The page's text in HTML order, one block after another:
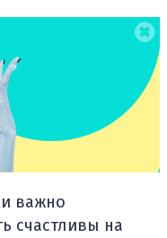
важно
счастливы на